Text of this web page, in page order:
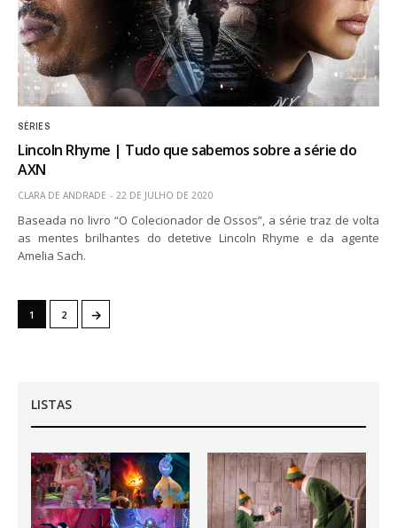
SÉRIES
Lincoln Rhyme | Tudo que sabemos sobre a série do
AXN
CLARA DE ANDRADE 22 DE JULHO DE 2020
Baseada no livro “O Colecionador de Ossos”, a série traz de volta
as mentes brilhantes do detetive Lincoln Rhyme e da agente
Amelia Sach.
1 2 →
LISTAS